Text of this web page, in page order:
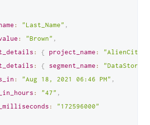
: "Last_Name" ,
: "Brown" ,
: { project_name: "AlienCity"
: { segment_name: "DataStore"
: "Aug 18, 2021 06:46 PM" ,
: "47" ,
:
"172596000"